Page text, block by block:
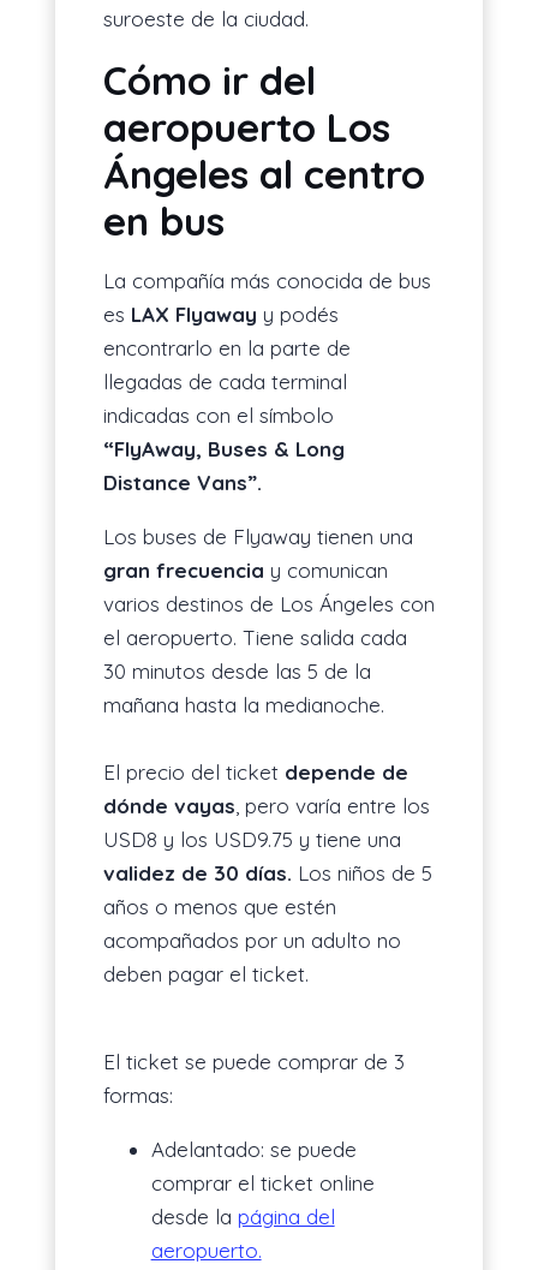
suroeste de la ciudad.
Cómo ir del
aeropuerto Los
Ángeles al centro
en bus
La compañía más conocida de bus
es LAX Flyaway y podés
encontrarlo en la parte de
llegadas de cada terminal
indicadas con el símbolo
“FlyAway, Buses & Long
Distance Vans”.
Los buses de Flyaway tienen una
gran frecuencia y comunican
varios destinos de Los Ángeles con
el aeropuerto. Tiene salida cada
30 minutos desde las 5 de la
mañana hasta la medianoche.
El precio del ticket depende de
dónde vayas, pero varía entre los
USD8 y los USD9.75 y tiene una
validez de 30 días. Los niños de 5
años o menos que estén
acompañados por un adulto no
deben pagar el ticket.
El ticket se puede comprar de 3
formas:
Adelantado: se puede
comprar el ticket online
desde la página del
aeropuerto.